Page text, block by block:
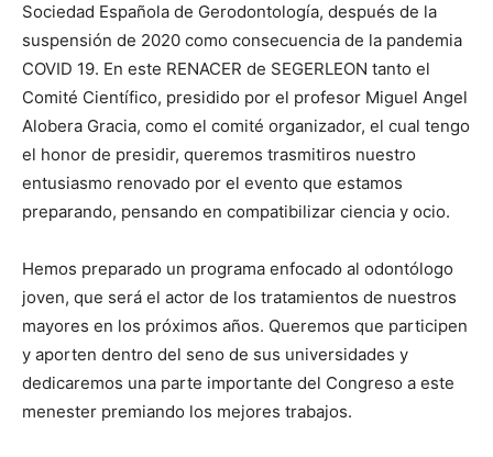
Sociedad Española de Gerodontología, después de la
suspensión de 2020 como consecuencia de la pandemia
COVID 19. En este RENACER de SEGERLEON tanto el
Comité Científico, presidido por el profesor Miguel Angel
Alobera Gracia, como el comité organizador, el cual tengo
el honor de presidir, queremos trasmitiros nuestro
entusiasmo renovado por el evento que estamos
preparando, pensando en compatibilizar ciencia y ocio.
Hemos preparado un programa enfocado al odontólogo
joven, que será el actor de los tratamientos de nuestros
mayores en los próximos años. Queremos que participen
y aporten dentro del seno de sus universidades y
dedicaremos una parte importante del Congreso a este
menester premiando los mejores trabajos.